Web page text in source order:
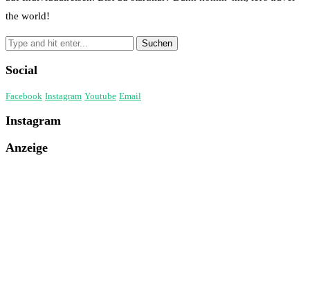
the world!
Social
Facebook Instagram Youtube Email
Instagram
Anzeige